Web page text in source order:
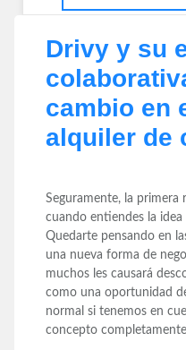
Drivy y su
cambio en
alquiler de
Seguramente, la primera
cuando entiendes la
Quedarte pensando en
una nueva forma de
muchos les causará
como una oportunidad
normal si tenemos en
concepto